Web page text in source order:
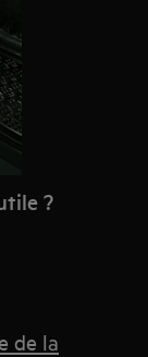
?
de la